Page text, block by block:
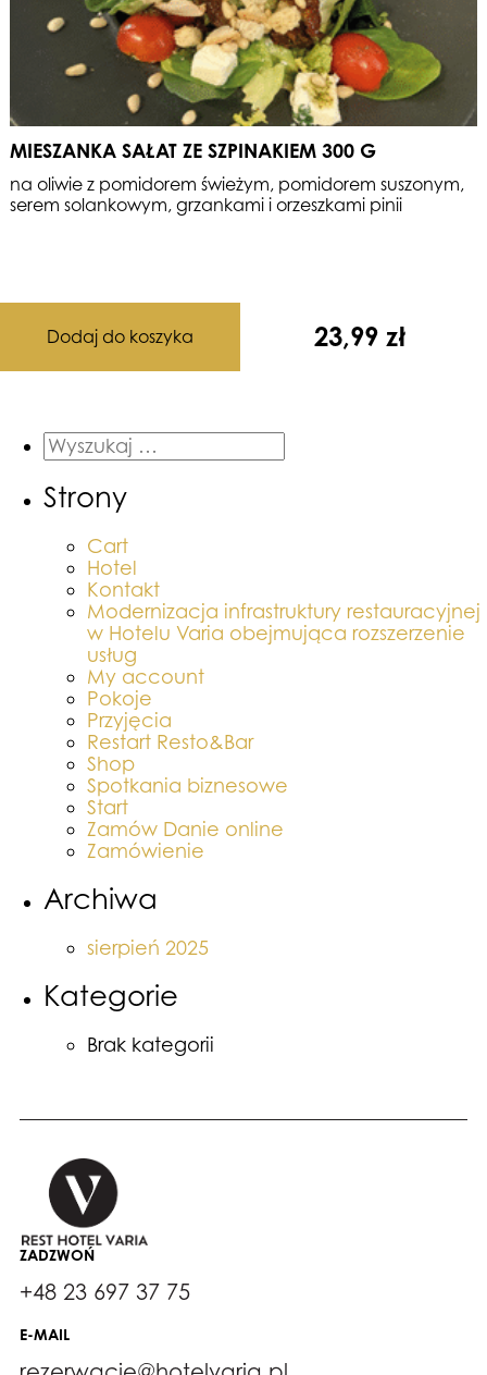
MIESZANKA SAŁAT ZE SZPINAKIEM 300 G
na oliwie z pomidorem świeżym, pomidorem suszonym,
serem solankowym, grzankami i orzeszkami pinii
23,99 zł
Dodaj do koszyka
Strony
Cart
Hotel
Kontakt
Modernizacja infrastruktury restauracyjnej
w Hotelu Varia obejmująca rozszerzenie
usług
My account
Pokoje
Przyjęcia
Restart Resto&Bar
Shop
Spotkania biznesowe
Start
Zamów Danie online
Zamówienie
Archiwa
sierpień 2025
Kategorie
Brak kategorii
ZADZWOŃ
+48 23 697 37 75
E-MAIL